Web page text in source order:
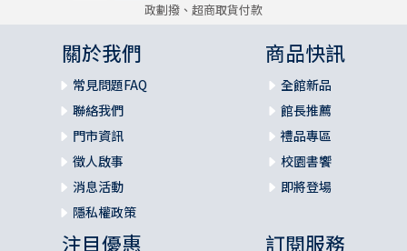
政劃撥、超商取貨付款
關於我們
常見問題FAQ
聯絡我們
門市資訊
徵人啟事
消息活動
隱私權政策
商品快訊
全館新品
館長推薦
禮品專區
校園書饗
即將登場
注目優惠 訂閱服務